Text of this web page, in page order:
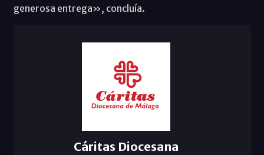
generosa entrega», concluía.
Cáritas Diocesana